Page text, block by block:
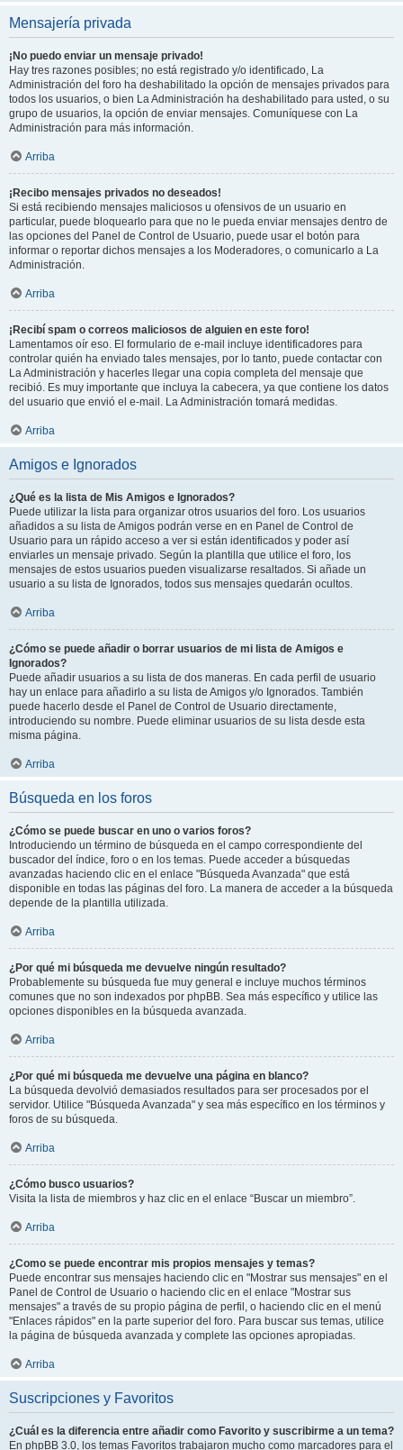
Mensajería privada
¡No puedo enviar un mensaje privado!
Hay tres razones posibles; no está registrado y/o identificado, La
Administración del foro ha deshabilitado la opción de mensajes privados para
todos los usuarios, o bien La Administración ha deshabilitado para usted, o su
grupo de usuarios, la opción de enviar mensajes. Comuníquese con La
Administración para más información.
Arriba
¡Recibo mensajes privados no deseados!
Si está recibiendo mensajes maliciosos u ofensivos de un usuario en
particular, puede bloquearlo para que no le pueda enviar mensajes dentro de
las opciones del Panel de Control de Usuario, puede usar el botón para
informar o reportar dichos mensajes a los Moderadores, o comunicarlo a La
Administración.
Arriba
¡Recibí spam o correos maliciosos de alguien en este foro!
Lamentamos oír eso. El formulario de e-mail incluye identificadores para
controlar quién ha enviado tales mensajes, por lo tanto, puede contactar con
La Administración y hacerles llegar una copia completa del mensaje que
recibió. Es muy importante que incluya la cabecera, ya que contiene los datos
del usuario que envió el e-mail. La Administración tomará medidas.
Arriba
Amigos e Ignorados
¿Qué es la lista de Mis Amigos e Ignorados?
Puede utilizar la lista para organizar otros usuarios del foro. Los usuarios
añadidos a su lista de Amigos podrán verse en en Panel de Control de
Usuario para un rápido acceso a ver si están identificados y poder así
enviarles un mensaje privado. Según la plantilla que utilice el foro, los
mensajes de estos usuarios pueden visualizarse resaltados. Si añade un
usuario a su lista de Ignorados, todos sus mensajes quedarán ocultos.
Arriba
¿Cómo se puede añadir o borrar usuarios de mi lista de Amigos e
Ignorados?
Puede añadir usuarios a su lista de dos maneras. En cada perfil de usuario
hay un enlace para añadirlo a su lista de Amigos y/o Ignorados. También
puede hacerlo desde el Panel de Control de Usuario directamente,
introduciendo su nombre. Puede eliminar usuarios de su lista desde esta
misma página.
Arriba
Búsqueda en los foros
¿Cómo se puede buscar en uno o varios foros?
Introduciendo un término de búsqueda en el campo correspondiente del
buscador del índice, foro o en los temas. Puede acceder a búsquedas
avanzadas haciendo clic en el enlace "Búsqueda Avanzada" que está
disponible en todas las páginas del foro. La manera de acceder a la búsqueda
depende de la plantilla utilizada.
Arriba
¿Por qué mi búsqueda me devuelve ningún resultado?
Probablemente su búsqueda fue muy general e incluye muchos términos
comunes que no son indexados por phpBB. Sea más específico y utilice las
opciones disponibles en la búsqueda avanzada.
Arriba
¿Por qué mi búsqueda me devuelve una página en blanco?
La búsqueda devolvió demasiados resultados para ser procesados por el
servidor. Utilice "Búsqueda Avanzada" y sea más específico en los términos y
foros de su búsqueda.
Arriba
¿Cómo busco usuarios?
Visita la lista de miembros y haz clic en el enlace “Buscar un miembro”.
Arriba
¿Como se puede encontrar mis propios mensajes y temas?
Puede encontrar sus mensajes haciendo clic en "Mostrar sus mensajes" en el
Panel de Control de Usuario o haciendo clic en el enlace "Mostrar sus
mensajes" a través de su propio página de perfil, o haciendo clic en el menú
"Enlaces rápidos" en la parte superior del foro. Para buscar sus temas, utilice
la página de búsqueda avanzada y complete las opciones apropiadas.
Arriba
Suscripciones y Favoritos
¿Cuál es la diferencia entre añadir como Favorito y suscribirme a un tema?
En phpBB 3.0, los temas Favoritos trabajaron mucho como marcadores para el